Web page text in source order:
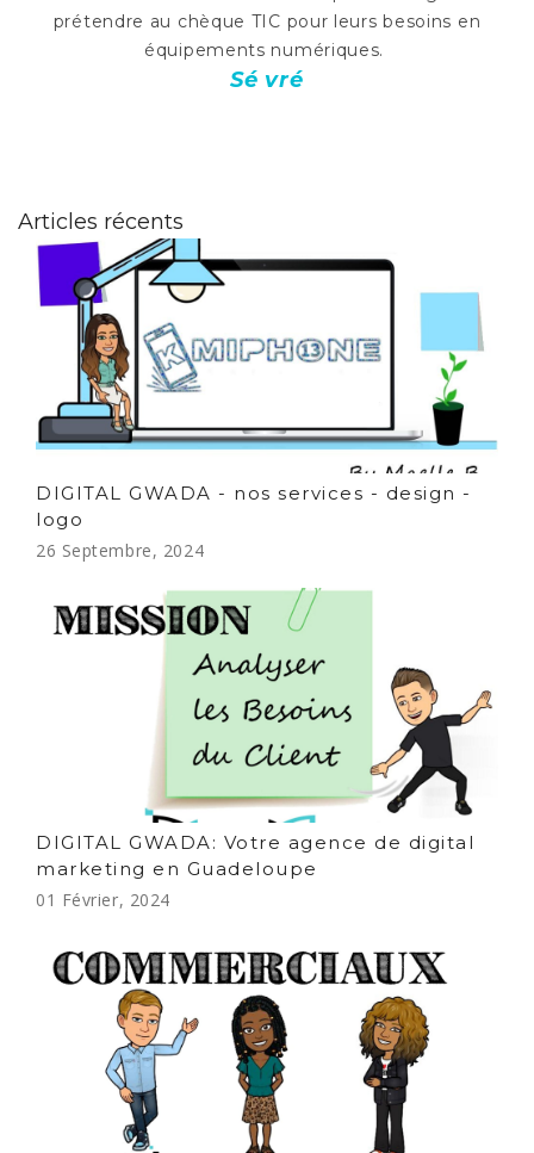
prétendre au chèque TIC pour leurs besoins en
équipements numériques.
Sé vré
Articles récents
DIGITAL GWADA - nos services - design -
logo
26 Septembre, 2024
DIGITAL GWADA: Votre agence de digital
marketing en Guadeloupe
01 Février, 2024